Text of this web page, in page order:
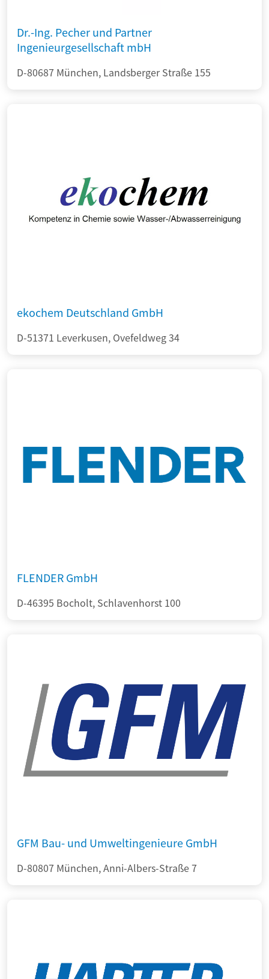
Dr.-Ing. Pecher und Partner
Ingenieurgesellschaft mbH
D-80687 München, Landsberger Straße 155
ekochem Deutschland GmbH
D-51371 Leverkusen, Ovefeldweg 34
FLENDER GmbH
D-46395 Bocholt, Schlavenhorst 100
GFM Bau- und Umweltingenieure GmbH
D-80807 München, Anni-Albers-Straße 7